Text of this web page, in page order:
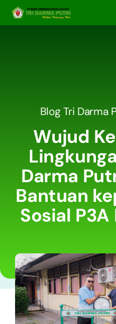
Blog Tri Darma
Wujud
Darma
Bantuan
Sosial